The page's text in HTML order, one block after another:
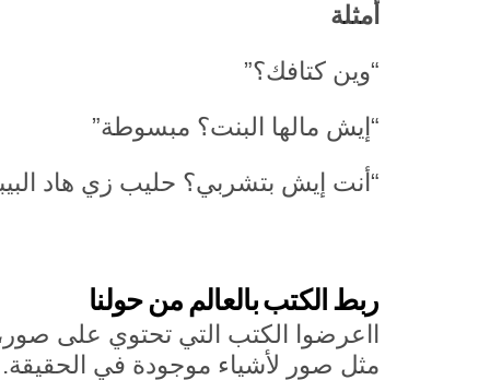
أمثلة
“وين كتافك؟”
“إيش مالها البنت؟ مبسوطة”
“أنت إيش بتشربي؟ حليب زي هاد
ربط الكتب بالعالم من حولنا
ااعرضوا الكتب التي تحتوي على
مثل صور لأشياء موجودة في الحقيقة.